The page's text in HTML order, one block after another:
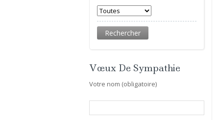
Vœux De Sympathie
Votre nom (obligatoire)